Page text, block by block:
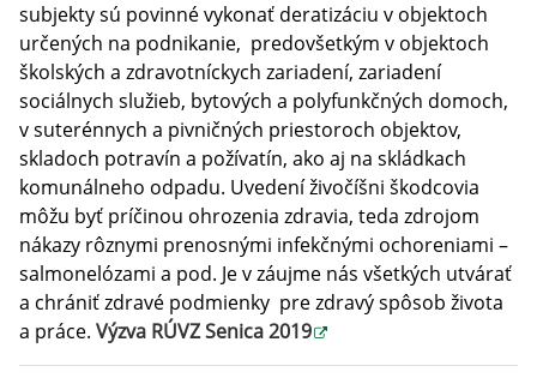
subjekty sú povinné vykonať deratizáciu v objektoch
určených na podnikanie, predovšetkým v objektoch
školských a zdravotníckych zariadení, zariadení
sociálnych služieb, bytových a polyfunkčných domoch,
v suterénnych a pivničných priestoroch objektov,
skladoch potravín a požívatín, ako aj na skládkach
komunálneho odpadu. Uvedení živočíšni škodcovia
môžu byť príčinou ohrozenia zdravia, teda zdrojom
nákazy rôznymi prenosnými infekčnými ochoreniami –
salmonelózami a pod. Je v záujme nás všetkých utvárať
a chrániť zdravé podmienky pre zdravý spôsob života
a práce. Výzva RÚVZ Senica 2019